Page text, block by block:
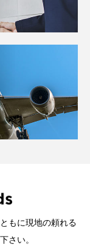
もに現地の頼れる
さい。